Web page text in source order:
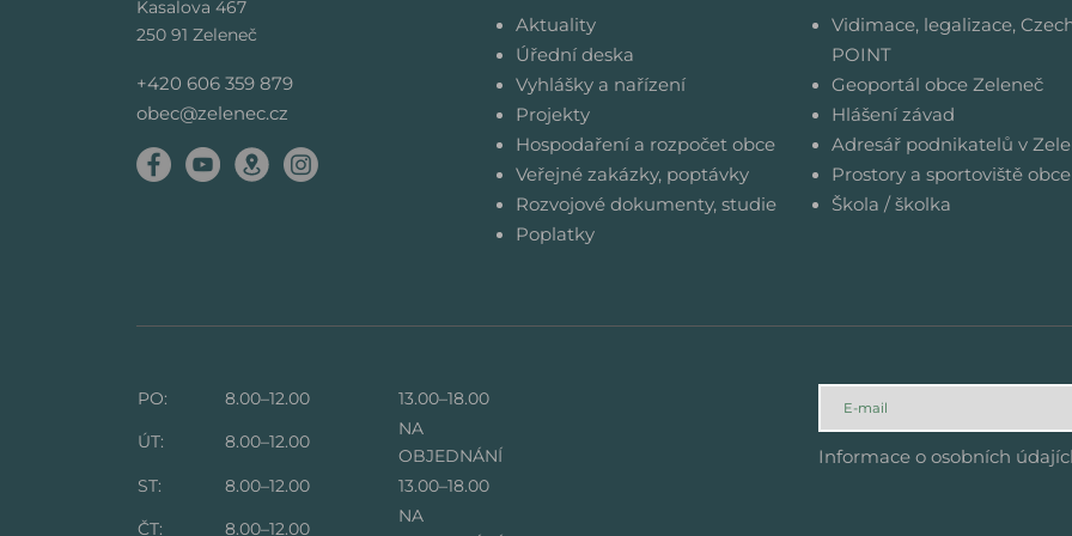
Kasalova 467
250 91 Zeleneč
+420 606 359 879
obec@zelenec.cz
Aktuality
Úřední deska
Vyhlášky a nařízení
Projekty
Hospodaření a rozpočet obce
Veřejné zakázky, poptávky
Rozvojové dokumenty, studie
Poplatky
Vidimace, legalizace,
POINT
Geoportál obce Zeleneč
Hlášení závad
Adresář podnikatelů v
Prostory a sportoviště obce
Škola / školka
PO: 8.00–12.00
13.00–18.00
ÚT:
8.00–12.00
NA
OBJEDNÁNÍ
ST:
8.00–12.00
13.00–18.00
ČT:
8.00–12.00
NA
Informace o osobních